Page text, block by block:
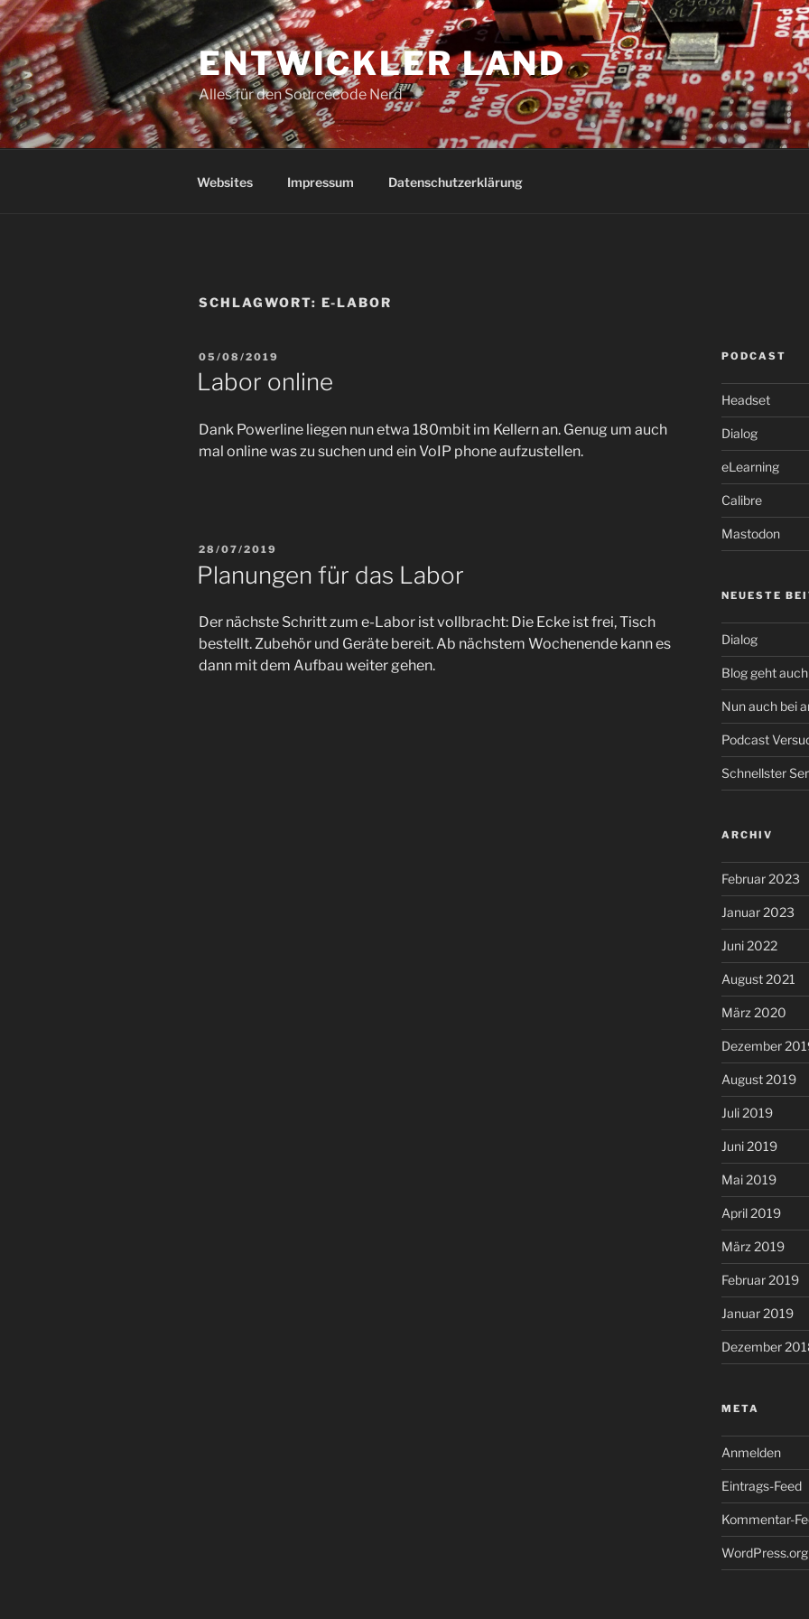
Zum
Inhalt
springen
ENTWICKLER LAND
Alles für den Sourcecode Nerd
Websites Impressum Datenschutzerklärung
SCHLAGWORT: E-LABOR
VERÖFFENTLICHT
AM
05/08/2019
Labor online
Dank Powerline liegen nun etwa 180mbit im Kellern an. Genug um auch
mal online was zu suchen und ein VoIP phone aufzustellen.
VERÖFFENTLICHT
28/07/2019
Planungen für das Labor
Der nächste Schritt zum e-Labor ist vollbracht: Die Ecke ist frei, Tisch
bestellt. Zubehör und Geräte bereit. Ab nächstem Wochenende kann es
dann mit dem Aufbau weiter gehen.
PODCAST
Headset
Dialog
eLearning
Calibre
Mastodon
NEUESTE
Dialog
Blog geht
Nun auch bei
Podcast
Schnellster
ARCHIV
Februar 2023
Januar 2023
Juni 2022
August 2021
März 2020
Dezember
August 2019
Juli 2019
Juni 2019
Mai 2019
April 2019
März 2019
Februar 2019
Januar 2019
Dezember
META
Anmelden
Eintrags-Feed
Kommentar-
WordPress.org